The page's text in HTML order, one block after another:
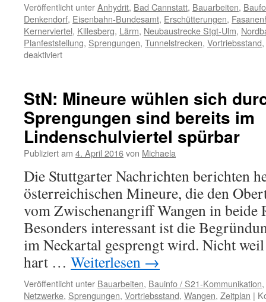
Veröffentlicht unterAnhydrit, Bad Cannstatt, Bauarbeiten,
Denkendorf, Eisenbahn-Bundesamt, Erschütterungen,
Kernerviertel, Killesberg, Lärm, Neubaustrecke Stgt-Ulm,
Planfeststellung, Sprengungen, Tunnelstrecken, Vortriebsstand,
deaktiviert
StN: Mineure wühlen sich
Sprengungen sind bereits im
Lindenschulviertel spürbar
Publiziert am 4. April 2016von Michaela
Die Stuttgarter Nachrichten berichten
österreichischen Mineure, die den
vom Zwischenangriff Wangen in beide
Besonders interessant ist die
im Neckartal gesprengt wird. Nicht weil
hart … Weiterlesen →
Veröffentlicht unter Bauarbeiten, Bauinfo / S21-Kommunikation,
Netzwerke, Sprengungen, Vortriebsstand, Wangen, Zeitplan |